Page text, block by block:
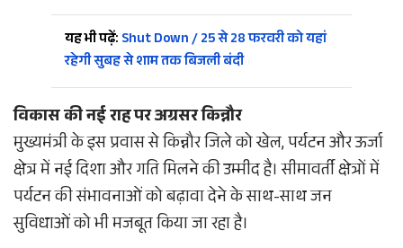
यह भी पढ़ें: Shut Down / 25 से 28 फरवरी को यहां
रहेगी सुबह से शाम तक बिजली बंदी
विकास की नई राह पर अग्रसर किन्नौर
मुख्यमंत्री के इस प्रवास से किन्नौर जिले को खेल, पर्यटन और ऊर्जा
क्षेत्र में नई दिशा और गति मिलने की उम्मीद है। सीमावर्ती क्षेत्रों में
पर्यटन की संभावनाओं को बढ़ावा देने के साथ-साथ जन
सुविधाओं को भी मजबूत किया जा रहा है।